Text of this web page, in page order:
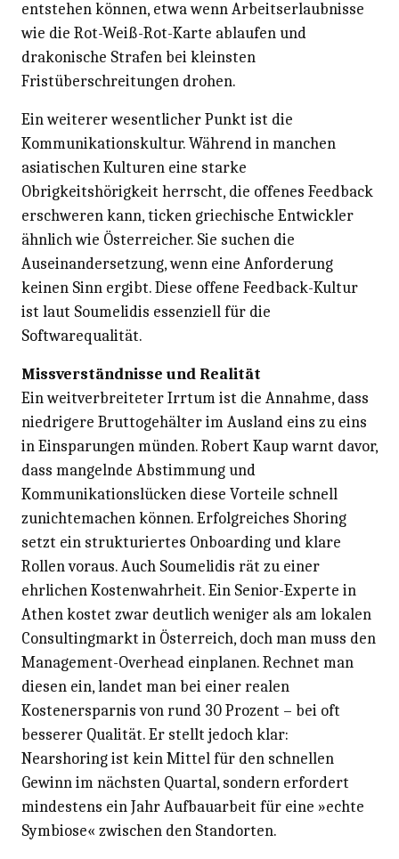
entstehen können, etwa wenn Arbeitserlaubnisse
wie die Rot-Weiß-Rot-Karte ablaufen und
drakonische Strafen bei kleinsten
Fristüberschreitungen drohen.
Ein weiterer wesentlicher Punkt ist die
Kommunikationskultur. Während in manchen
asiatischen Kulturen eine starke
Obrigkeitshörigkeit herrscht, die offenes Feedback
erschweren kann, ticken griechische Entwickler
ähnlich wie Österreicher. Sie suchen die
Auseinandersetzung, wenn eine Anforderung
keinen Sinn ergibt. Diese offene Feedback-Kultur
ist laut Soumelidis essenziell für die
Softwarequalität.
Missverständnisse und Realität
Ein weitverbreiteter Irrtum ist die Annahme, dass
niedrigere Bruttogehälter im Ausland eins zu eins
in Einsparungen münden. Robert Kaup warnt davor,
dass mangelnde Abstimmung und
Kommunikationslücken diese Vorteile schnell
zunichtemachen können. Erfolgreiches Shoring
setzt ein strukturiertes Onboarding und klare
Rollen voraus. Auch Soumelidis rät zu einer
ehrlichen Kostenwahrheit. Ein Senior-Experte in
Athen kostet zwar deutlich weniger als am lokalen
Consultingmarkt in Österreich, doch man muss den
Management-Overhead einplanen. Rechnet man
diesen ein, landet man bei einer realen
Kostenersparnis von rund 30 Prozent – bei oft
besserer Qualität. Er stellt jedoch klar:
Nearshoring ist kein Mittel für den schnellen
Gewinn im nächsten Quartal, sondern erfordert
mindestens ein Jahr Aufbauarbeit für eine »echte
Symbiose« zwischen den Standorten.